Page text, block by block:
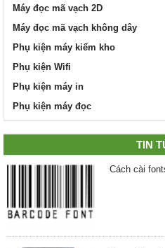
Máy đọc mã vạch 2D
Máy đọc mã vạch không dây
Phụ kiện máy kiểm kho
Phụ kiện Wifi
Phụ kiện máy in
Phụ kiện máy đọc
TIN
Cách cài